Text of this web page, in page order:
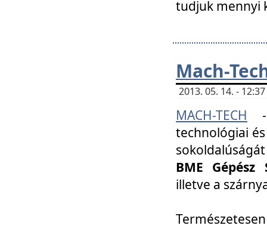
tudjuk mennyi
Mach-
2013. 05. 14. -
MACH-TECH
technológiai
BME
illetve a